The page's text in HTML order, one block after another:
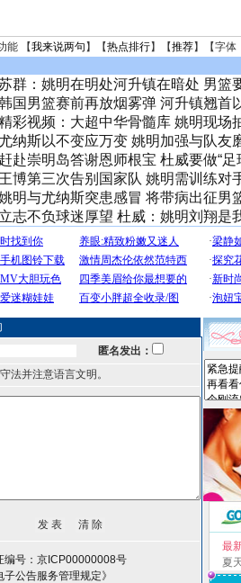
能 【我来说两句 】【热点排行】【推荐】【字体
群：姚明在明处河升镇在暗处 男篮
国男篮赛前再放烟雾弹 河升镇翘首
彩视频：大超中华骨髓库 姚明现场
尤纳斯以不变应万变 姚明加强与队友
赶赴崇明岛答谢恩师根宝 杜威要做“足
王博第三次告别国家队 姚明需训练对
明与尤纳斯突患感冒 将带病出征男
立志不负球迷厚望 杜威：姚明刘翔是
匿名发出：
法并注意语言文明。
编号：京ICP00000008号
公告服务管理规定》
最
夏